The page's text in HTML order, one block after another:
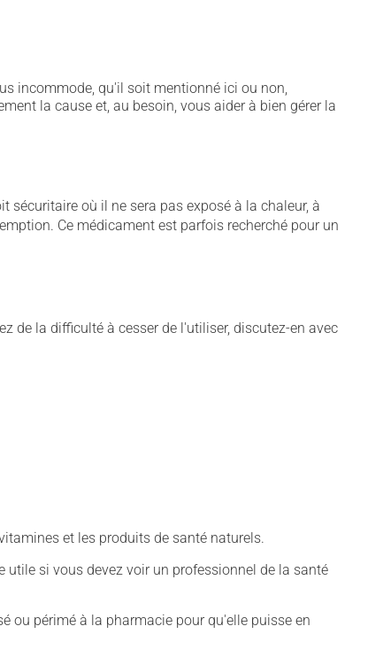
incommode, qu'il soit mentionné ici ou non,
la cause et, au besoin, vous aider à bien gérer la
sécuritaire où il ne sera pas exposé à la chaleur, à
Ce médicament est parfois recherché pour un
de la difficulté à cesser de l'utiliser, discutez-en avec
et les produits de santé naturels.
si vous devez voir un professionnel de la santé
ou périmé à la pharmacie pour qu'elle puisse en